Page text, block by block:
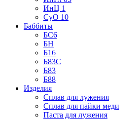
ИнЦ 1
СуО 10
Баббиты
БС6
БН
Б16
Б83С
Б83
Б88
Изделия
Сплав для лужения
Сплав для пайки меди
Паста для лужения